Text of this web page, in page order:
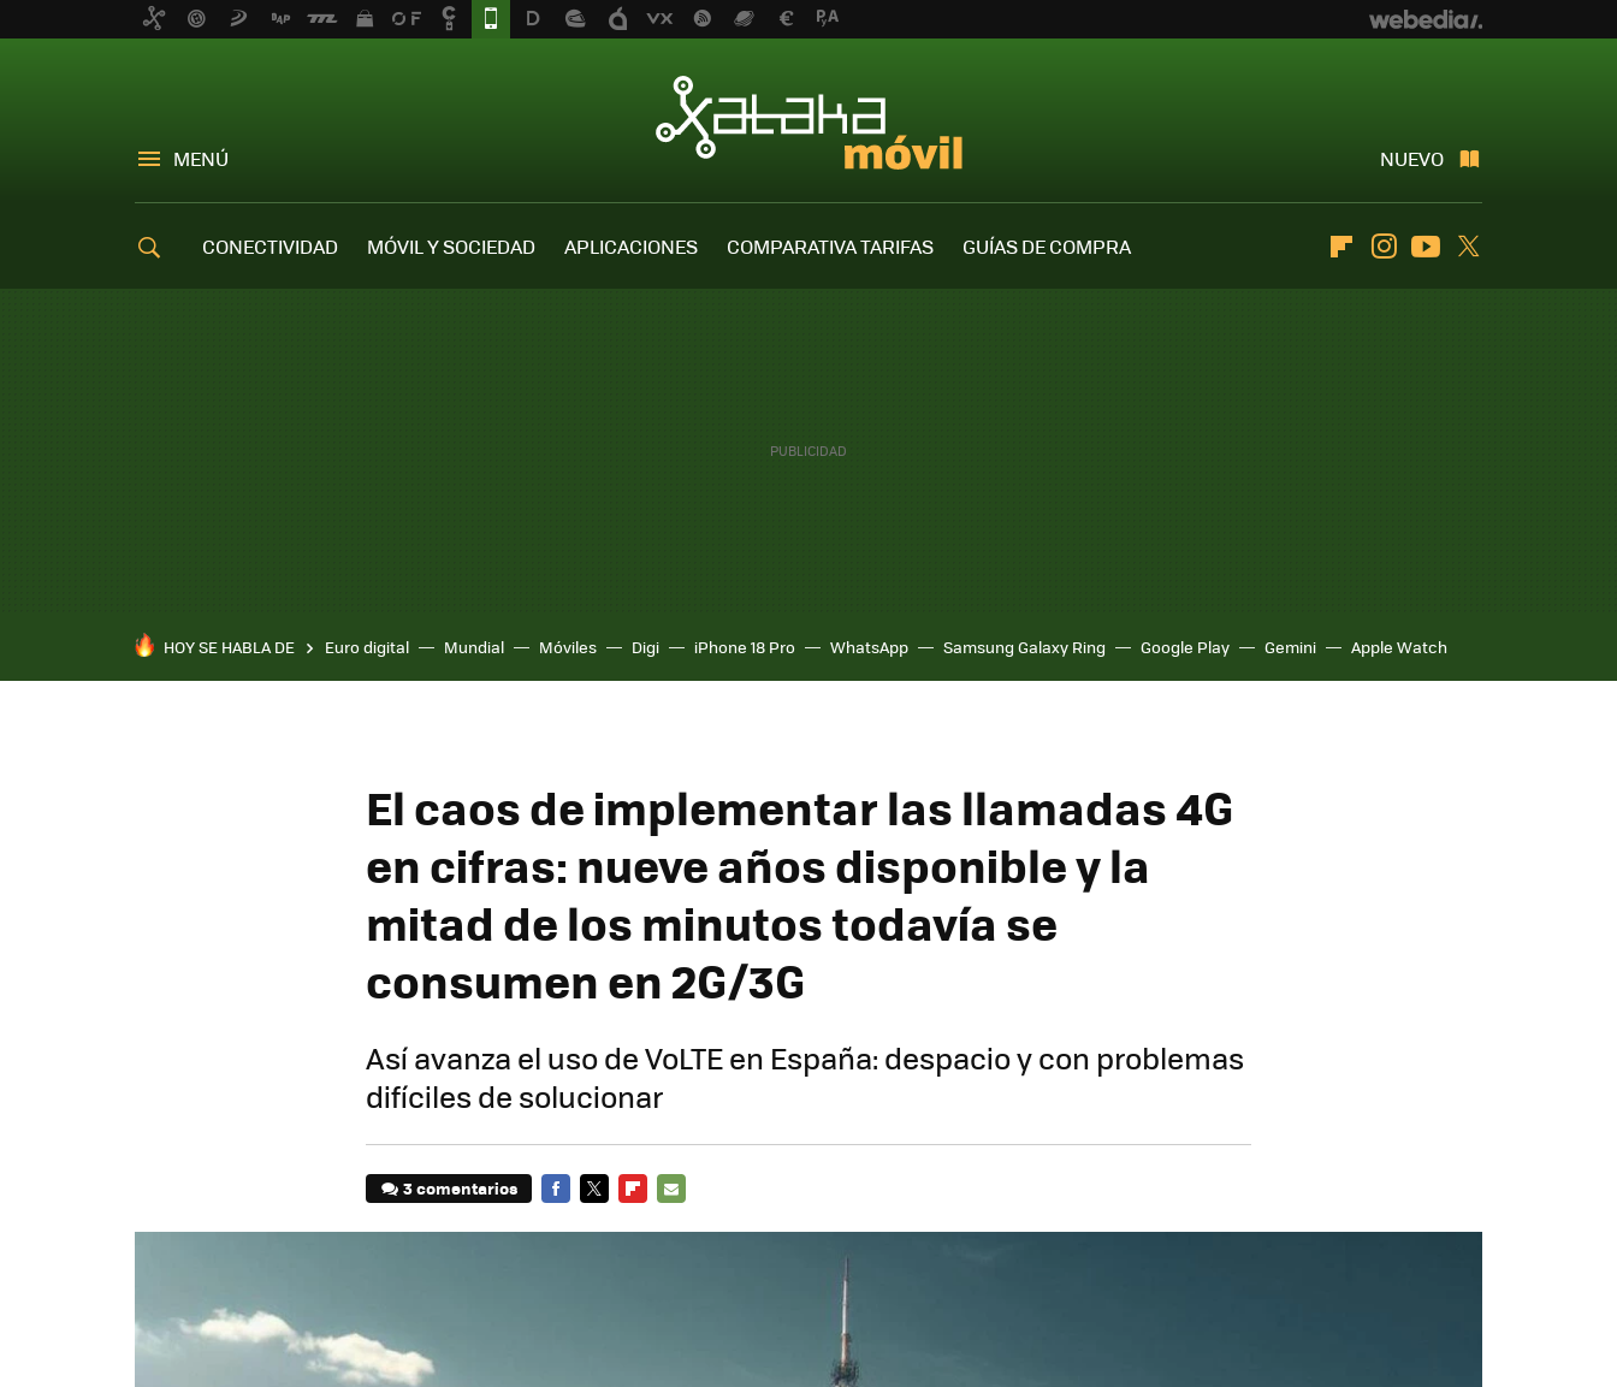
MENÚ NUEVO
CONECTIVIDAD MÓVIL Y SOCIEDAD APLICACIONES COMPARATIVA TARIFAS
GUÍAS DE COMPRA
FlipboardInstagramYoutube
HOY SE HABLA DE Euro digital Mundial Móviles Digi iPhone 18 Pro WhatsApp Samsung Galaxy Ring Google Play Gemini Apple Watch
El caos de implementar las llamadas 4G
en cifras: nueve años disponible y la
mitad de los minutos todavía se
consumen en 2G/3G
Así avanza el uso de VoLTE en España: despacio y con problemas
difíciles de solucionar
3 comentarios